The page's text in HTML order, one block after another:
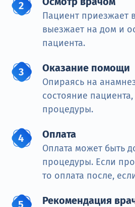
Пациент приезжает
выезжает на дом и
пациента.
Оказание помощи
Опираясь на
состояние
процедуры.
Оплата
Оплата может быть
процедуры. Если
то оплата после,
Рекомендация